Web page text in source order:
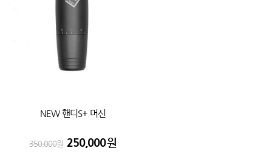
NEW 핸디S+ 머신
350,000원 250,000원